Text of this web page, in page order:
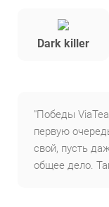
Dark killer
"Победы
первую
свой, пусть
общее дело.